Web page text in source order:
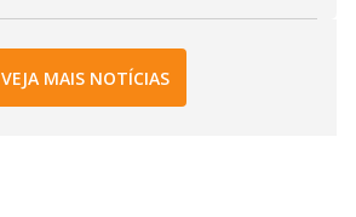
VEJA MAIS NOTÍCIAS